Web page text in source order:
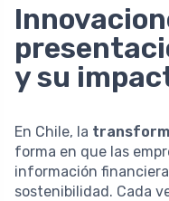
y su
En Chile, la
forma en que las
información
sostenibilidad. Cada